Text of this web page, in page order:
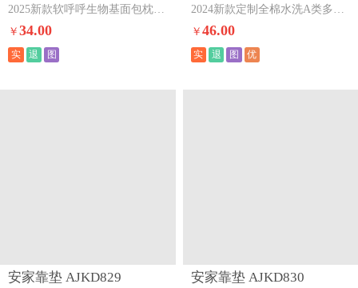
2025新款软呼呼生物基面包枕枕头枕芯蓝
￥34.00
实 退 图
2024新款定制全棉水洗A类多功能护颈大豆抗菌枕头枕芯48*74cm/只舒睡五区护颈-灰（总重约1300克）
￥ 46.00
实 退 图 优
安家靠垫 AJKD829 安家靠垫 AJKD830